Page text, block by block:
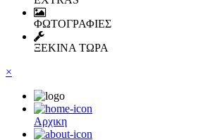
ΦΩΤΟΓΡΑΦΙΕΣ
ΞΕΚΙΝΑ ΤΩΡΑ
×
Αρχικη